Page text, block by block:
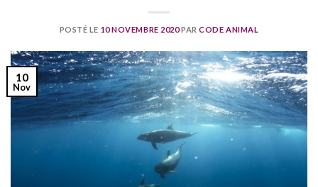
POSTÉ LE 10 NOVEMBRE 2020PARCODE ANIMAL
10
Nov